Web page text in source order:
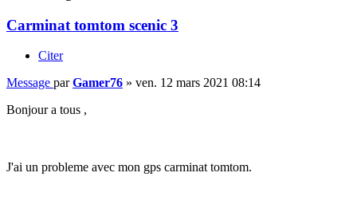
Carminat tomtom scenic 3
Citer
Message parGamer76 » ven. 12 mars 2021 08:14
Bonjour a tous ,
J'ai un probleme avec mon gps carminat tomtom.